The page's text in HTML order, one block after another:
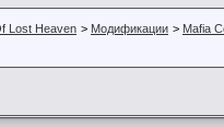
Lost Heaven > Модификации > Mafia